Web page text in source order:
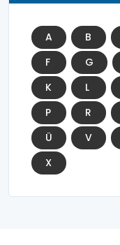
A B
F
G
K
L
P
R
Ü
V
X